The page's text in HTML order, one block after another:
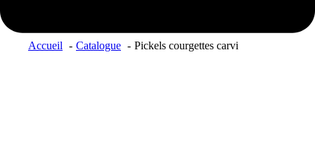
Accueil Catalogue Pickels courgettes carvi